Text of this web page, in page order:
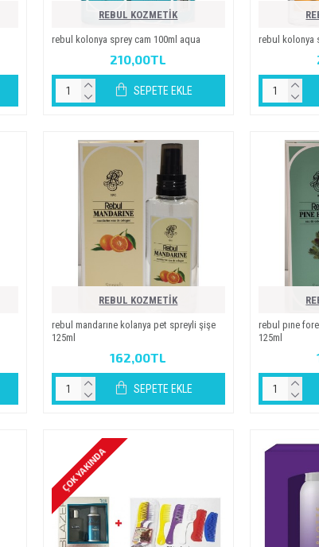
REBUL KOZMETİK
rebul kolonya sprey cam 100ml aqua
210,00TL
SEPETE EKLE
rebul kolonya
REBUL KOZMETİK
rebul mandarine kolanya pet spreyli̇ şi̇şe
125ml
162,00TL
SEPETE EKLE
rebul pine
125ml
ÇOK YAKINDA